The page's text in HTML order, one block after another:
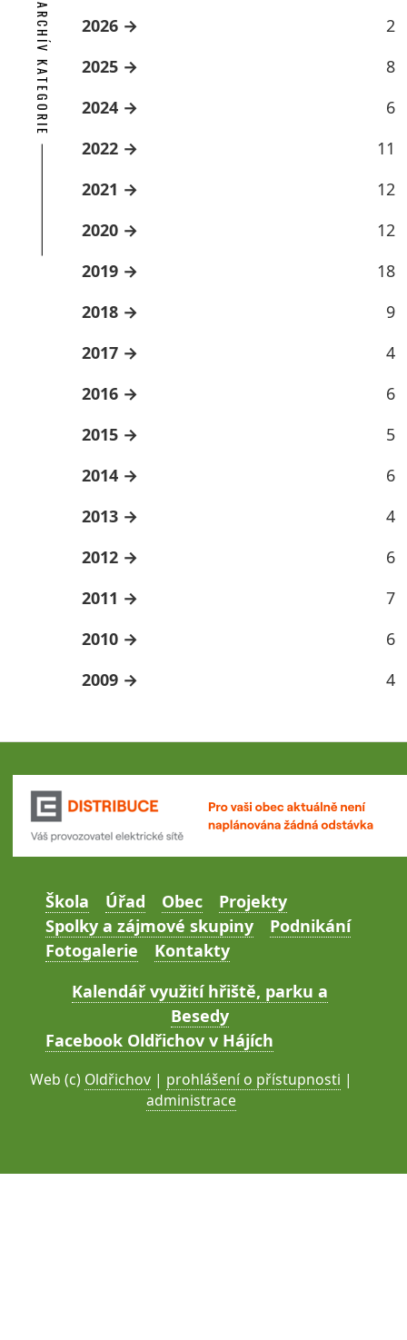
ARCHÍV KATEGORIE 2026
2
2025
8
2024
6
2022
11
2021
12
2020
12
2019
18
2018
9
2017
4
2016
6
2015
5
2014
6
2013
4
2012
6
2011
7
2010
6
2009
4
Škola Úřad Obec
Projekty
Spolky a zájmové skupiny
Podnikání
Fotogalerie
Kontakty
Kalendář využití hřiště, parku a
Besedy
Facebook Oldřichov v Hájích
Web (c) Oldřichov | prohlášení o přístupnosti |
administrace